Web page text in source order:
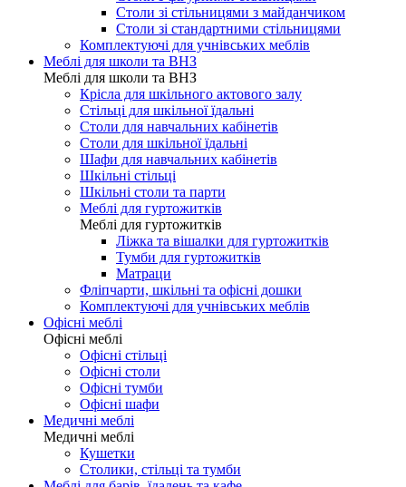
Столи зі стільницями з майданчиком
Столи зі стандартними стільницями
Комплектуючі для учнівських меблів
Меблі для школи та ВНЗ
Меблі для школи та ВНЗ
Крісла для шкільного актового залу
Стільці для шкільної їдальні
Столи для навчальних кабінетів
Столи для шкільної їдальні
Шафи для навчальних кабінетів
Шкільні стільці
Шкільні столи та парти
Меблі для гуртожитків
Меблі для гуртожитків
Ліжка та вішалки для гуртожитків
Тумби для гуртожитків
Матраци
Фліпчарти, шкільні та офісні дошки
Комплектуючі для учнівських меблів
Офісні меблі
Офісні меблі
Офісні стільці
Офісні столи
Офісні тумби
Офісні шафи
Медичні меблі
Медичні меблі
Кушетки
Столики, стільці та тумби